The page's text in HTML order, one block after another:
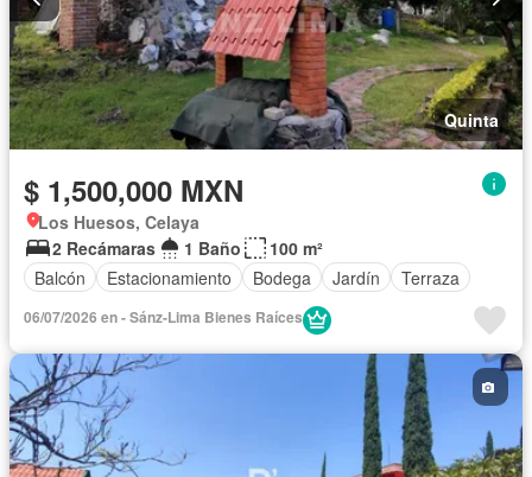
Quinta
$ 1,500,000 MXN
Los Huesos, Celaya
2 Recámaras
1 Baño
100 m²
Balcón
Estacionamiento Bodega Jardín Terraza
06/07/2026 en - Sánz-Lima Bienes Raíces